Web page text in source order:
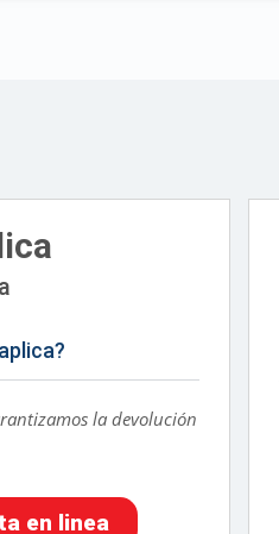
la devolución
en linea